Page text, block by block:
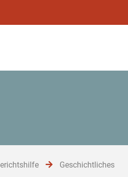
Geschichtliches